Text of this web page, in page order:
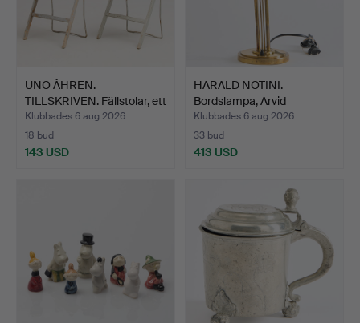
UNO ÅHREN.
TILLSKRIVEN. Fällstolar, ett
pa…
Klubbades 6 aug 2026
18 bud
143 USD
HARALD NOTINI.
Bordslampa, Arvid
Böhlmarks…
Klubbades 6 aug 2026
33 bud
413 USD